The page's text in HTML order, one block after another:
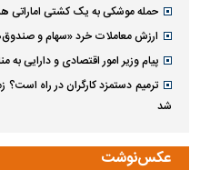
حادثه هولناک در پاساژ علاءالدین ۶ نفر را راهی بیمارستان کرد
تفاوت شمش طلا با طلای آب شده
دبیر شورای عالی امنیت ملی: تا
نخواهد شد
ببینید| ظریف: روایت پهلوی درباره
پاسخ کوتاه پزشکیان درباره بازسازی